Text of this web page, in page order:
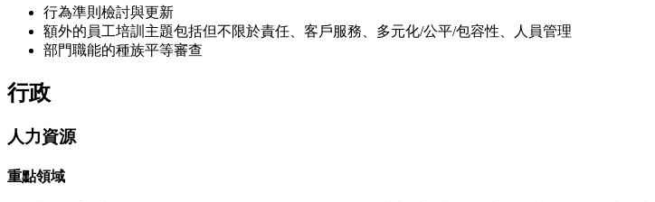
行為準則檢討與更新
額外的員工培訓主題包括但不限於責任、客戶服務、多元化/公平/包容性、人員管理
部門職能的種族平等審查
行政
人力資源
重點領域